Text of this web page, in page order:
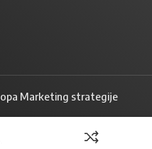
Marketing strategije